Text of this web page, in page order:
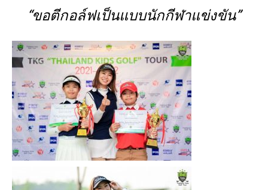
“ขอตีกอล์ฟเป็นแบบนักกีฬาแข่งขัน”